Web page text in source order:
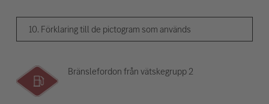
10. Förklaring till de pictogram som används
Bränslefordon från vätskegrupp 2